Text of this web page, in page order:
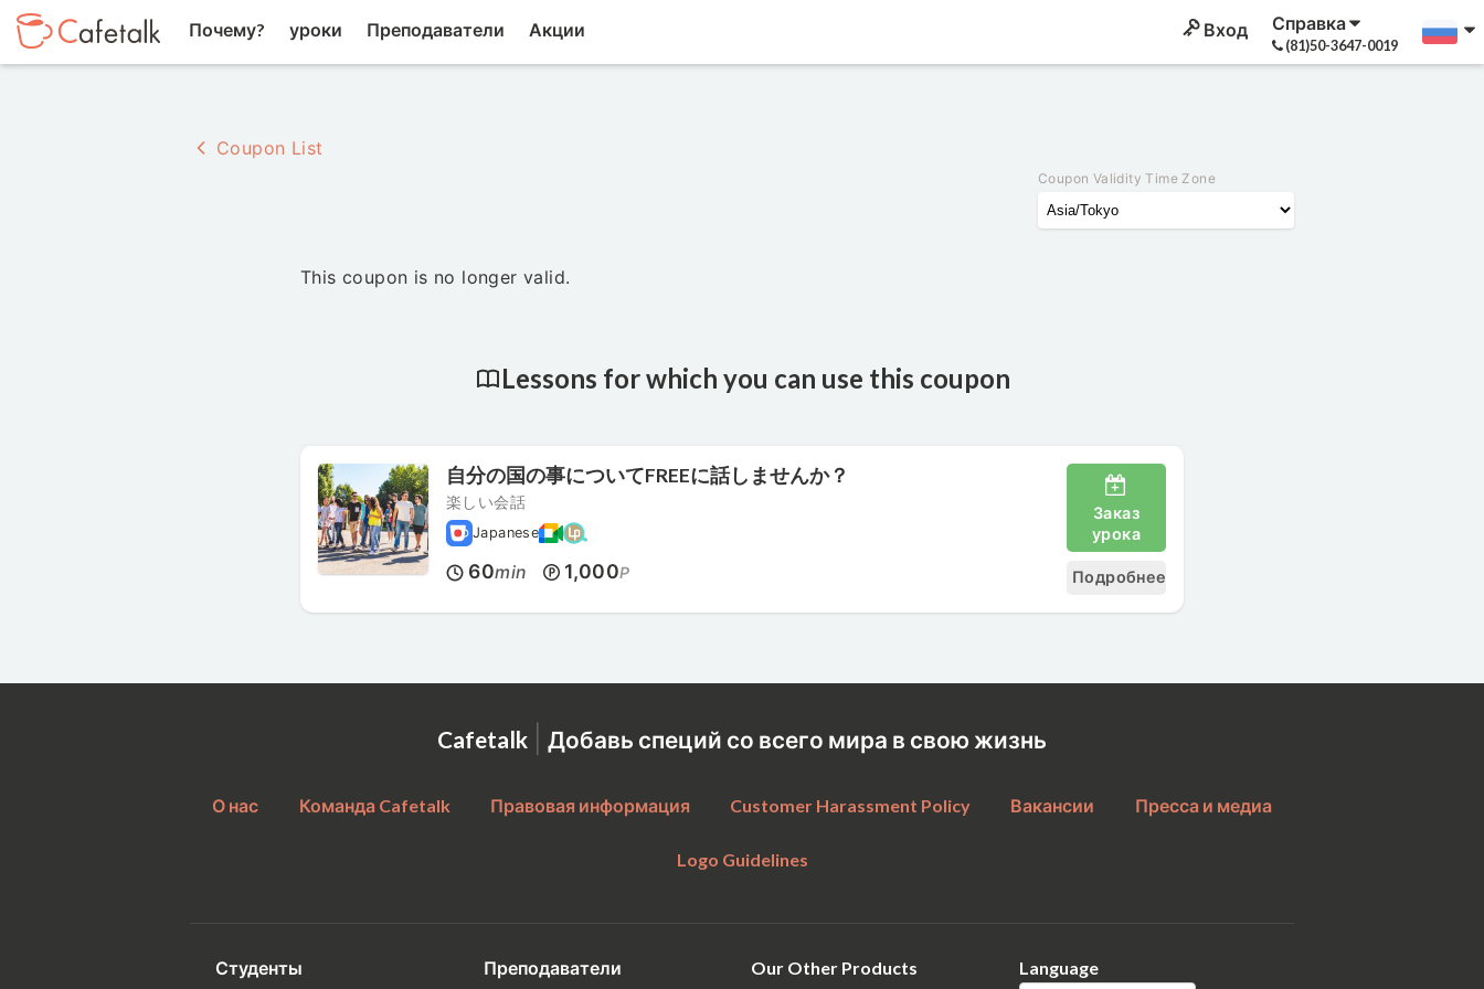
Почему? уроки Преподаватели Акции Вход Справка
(81)50-3647-0019
Coupon List
Coupon Validity Time Zone
This coupon is no longer valid.
Lessons for which you can use this coupon
自分の国の事についてFREEに話しませんか？
楽しい会話
Japanese
60min 1,000P
Заказ
урока
Подробнее
Cafetalk | Добавь специй со всего мира в свою жизнь
О нас Команда Cafetalk Правовая информация Customer Harassment Policy Вакансии Пресса и медиа
Logo Guidelines
Студенты
Преподаватели
Our Other Products
Language